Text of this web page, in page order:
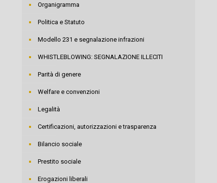
Organigramma
Politica e Statuto
Modello 231 e segnalazione infrazioni
WHISTLEBLOWING: SEGNALAZIONE ILLECITI
Parità di genere
Welfare e convenzioni
Legalità
Certificazioni, autorizzazioni e trasparenza
Bilancio sociale
Prestito sociale
Erogazioni liberali